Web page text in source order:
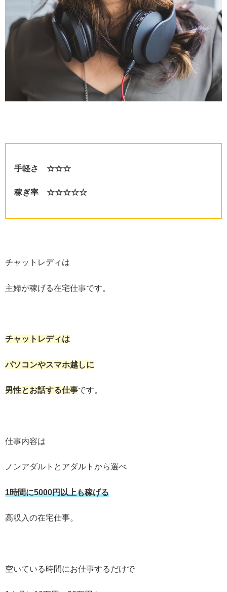
手軽さ ☆☆☆
稼ぎ率 ☆☆☆☆☆
チャットレディは
主婦が稼げる在宅仕事です。
チャットレディは
パソコンやスマホ越しに
男性とお話する仕事です。
仕事内容は
ノンアダルトとアダルトから選べ
1時間に5000円以上も稼げる
高収入の在宅仕事。
空いている時間にお仕事するだけで